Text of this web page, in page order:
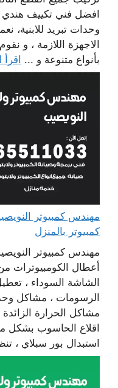
افضل فني تكييف هندي
وحدات تبريد للابنية،
الاجهزة اللازمة ، و
بأنواع متنوعة و ... اقرأ
كمبيوتر بالمنزل
مهندس كمبيوتر
أعطال الكومبيوترات
الشاشة السوداء ،
الرسومات ، مشاكل
مشاكل الحرارة
اقلاع الحاسوب بشكل
استبدال بور سبلاي ،